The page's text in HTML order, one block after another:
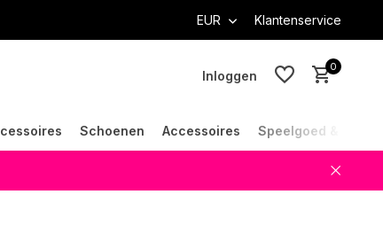
EUR Klantenservice
Inloggen
0
Schoenen Accessoires Speelgoed &